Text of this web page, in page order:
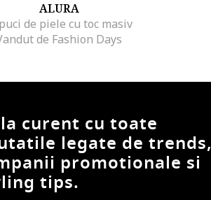
ALURA
de piele cu toc masiv
de Fashion Days
curent cu toate
legate de trends,
promotionale si
tips.